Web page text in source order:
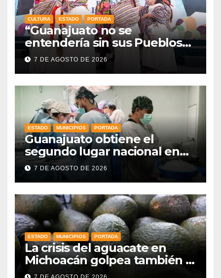
CULTURA ESTADO PORTADA
“Guanajuato no se
entendería sin sus Pueblos
Indígenas”: Libia Dennise
fortalece el orgullo del
7 DE AGOSTO DE 2026
ESTADO MUNICIPIOS PORTADA
Guanajuato obtiene el
segundo lugar nacional en
procuración de órganos
7 DE AGOSTO DE 2026
ESTADO MUNICIPIOS PORTADA
La crisis del aguacate en
Michoacán golpea también a
productores de Guanajuato